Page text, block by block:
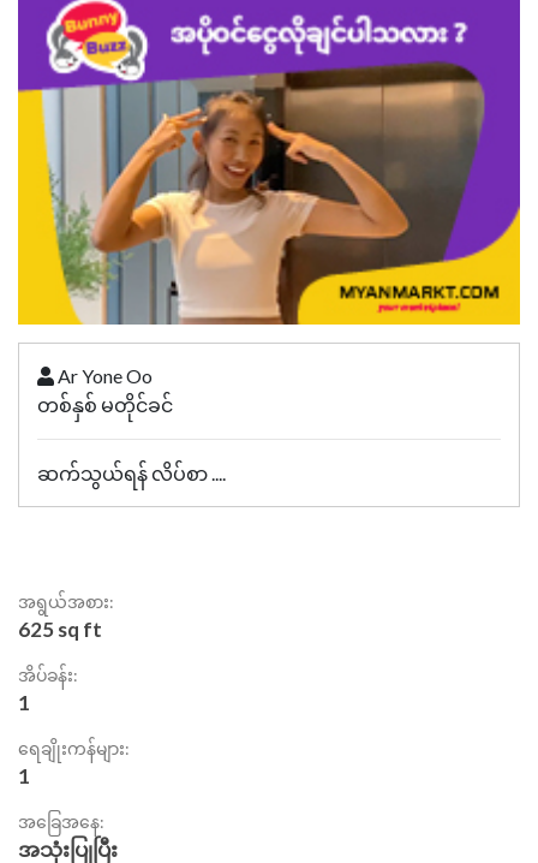
Ar Yone Oo
တစ်နှစ် မတိုင်ခင်
ဆက်သွယ်ရန် လိပ်စာ ....
အရွယ်အစား:
625 sq ft
အိပ်ခန်း:
1
ရေချိုးကန်များ:
1
အခြေအနေ:
အသုံးပြုပြီး